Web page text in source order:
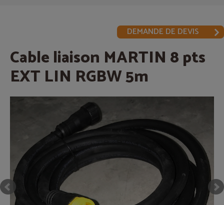
DEMANDE DE DEVIS
Cable liaison MARTIN 8 pts
EXT LIN RGBW 5m